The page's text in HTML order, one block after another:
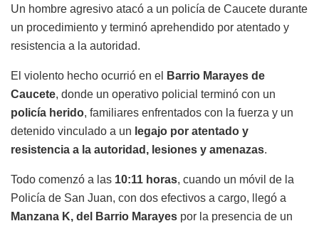
Un hombre agresivo atacó a un policía de Caucete durante
un procedimiento y terminó aprehendido por atentado y
resistencia a la autoridad.
El violento hecho ocurrió en el
Barrio Marayes de
Caucete, donde un operativo policial terminó con un
policía herido, familiares enfrentados con la fuerza y un
detenido vinculado a un legajo por atentado y
resistencia a la autoridad, lesiones y amenazas.
Todo comenzó a las 10:11 horas, cuando un móvil de la
Policía de San Juan, con dos efectivos a cargo, llegó a
Manzana K, del Barrio Marayes por la presencia de un